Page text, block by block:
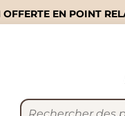
OFFERTE EN POINT